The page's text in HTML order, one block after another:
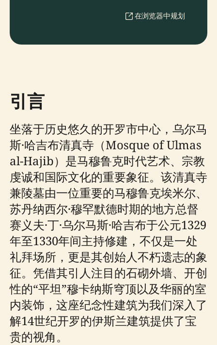
在浏览器中规划
引言
坐落于历史悠久的开罗市中心，乌尔马
斯·哈吉布清真寺（Mosque of Ulmas
al-Hajib）是马穆鲁克时代艺术、宗教
虔诚和国际文化的重要象征。该清真寺
兼陵墓由一位重要的马穆鲁克埃米尔、
苏丹纳西尔·穆罕默德时期的地方总督
赛义夫·丁·乌尔马斯·哈吉布于公元1329
年至1330年间主持修建，不仅是一处
礼拜场所，更是其创始人不朽遗志的象
征。凭借其引人注目的石砌外墙、开创
性的“平坦”穆卡纳斯穹顶以及华丽的室
内装饰，这座纪念性建筑为我们深入了
解14世纪开罗的伊斯兰建筑提供了宝
贵的视角。